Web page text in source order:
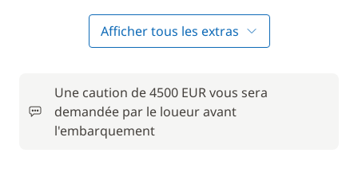
Animaux de compagnie
Forfait Nettoyage Retour
Afficher tous les extras
Une caution de 4500 EUR vous sera
demandée par le loueur avant
l'embarquement